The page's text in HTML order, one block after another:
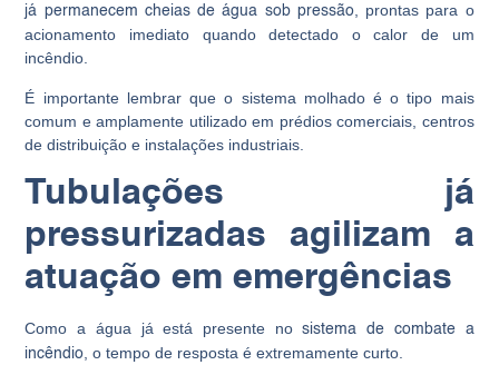
já permanecem cheias de água sob pressão, prontas para o
acionamento imediato quando detectado o calor de um
incêndio.
É importante lembrar que o sistema molhado é o tipo mais
comum e amplamente utilizado em prédios comerciais, centros
de distribuição e instalações industriais.
Tubulações já
pressurizadas agilizam a
atuação em emergências
Como a água já está presente nosistema de combate a
incêndio , o tempo de resposta é extremamente curto.